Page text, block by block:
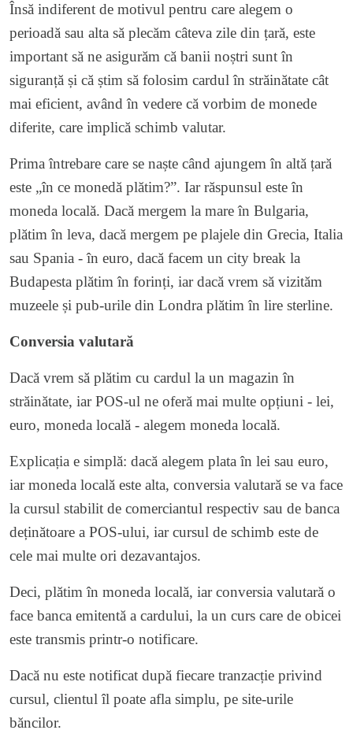
Însă indiferent de motivul pentru care alegem o
perioadă sau alta să plecăm câteva zile din țară, este
important să ne asigurăm că banii noștri sunt în
siguranță și că știm să folosim cardul în străinătate cât
mai eficient, având în vedere că vorbim de monede
diferite, care implică schimb valutar.
Prima întrebare care se naște când ajungem în altă țară
este „în ce monedă plătim?”. Iar răspunsul este în
moneda locală. Dacă mergem la mare în Bulgaria,
plătim în leva, dacă mergem pe plajele din Grecia, Italia
sau Spania - în euro, dacă facem un city break la
Budapesta plătim în forinți, iar dacă vrem să vizităm
muzeele și pub-urile din Londra plătim în lire sterline.
Conversia valutară
Dacă vrem să plătim cu cardul la un magazin în
străinătate, iar POS-ul ne oferă mai multe opțiuni - lei,
euro, moneda locală - alegem moneda locală.
Explicația e simplă: dacă alegem plata în lei sau euro,
iar moneda locală este alta, conversia valutară se va face
la cursul stabilit de comerciantul respectiv sau de banca
deținătoare a POS-ului, iar cursul de schimb este de
cele mai multe ori dezavantajos.
Deci, plătim în moneda locală, iar conversia valutară o
face banca emitentă a cardului, la un curs care de obicei
este transmis printr-o notificare.
Dacă nu este notificat după fiecare tranzacție privind
cursul, clientul îl poate afla simplu, pe site-urile
băncilor.